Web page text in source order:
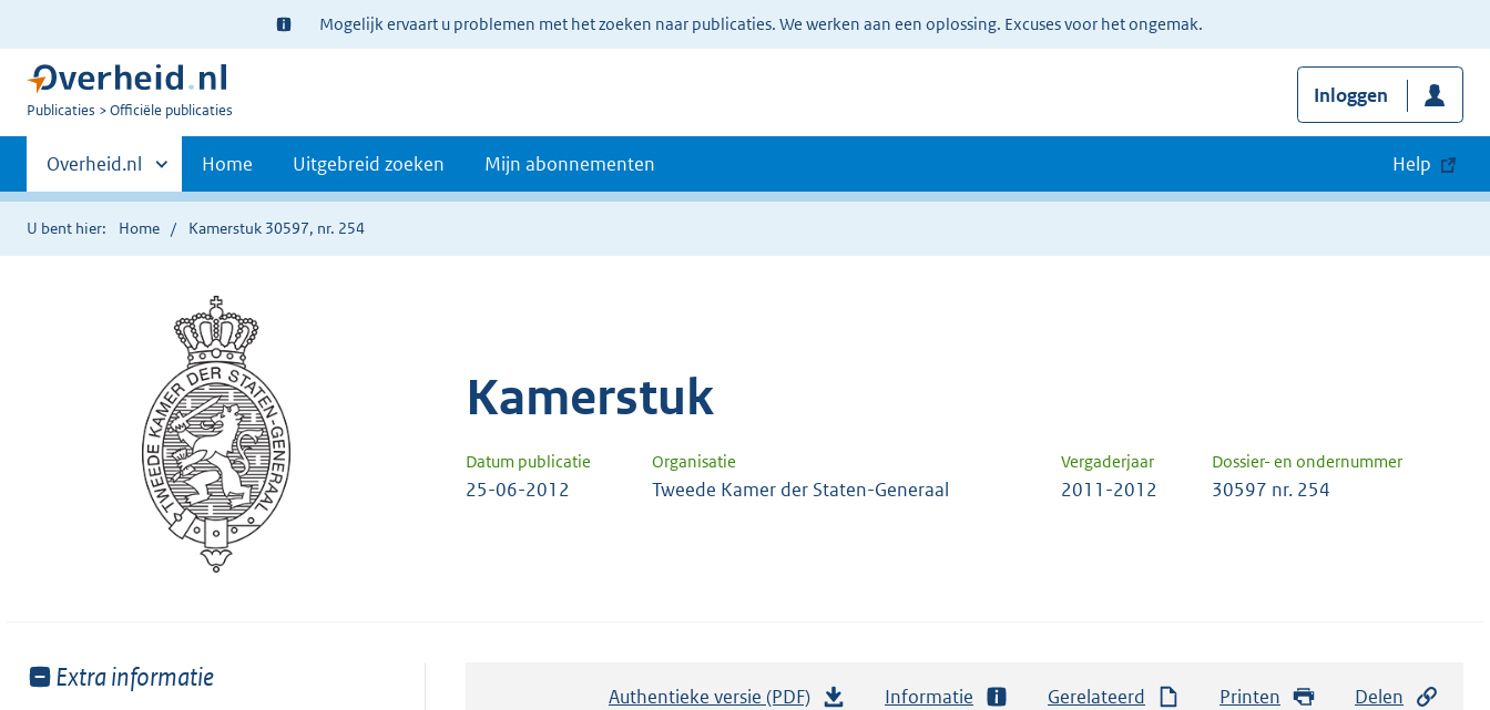
Ter
informatie:
Mogelijk ervaart u problemen met het zoeken naar publicaties. We werken aan een oplossing. Excuses voor het ongemak.
U
Publicaties Officiële publicaties
Inloggen
Primaire
navigatie
Andere
sites
binnen
Overheid.nl Home Uitgebreid zoeken Mijn abonnementen Help
U bent hier: Home Kamerstuk 30597, nr. 254
Kamerstuk
Datum publicatie Organisatie Vergaderjaar Dossier- en ondernummer
25-06-2012 Tweede Kamer der Staten-Generaal 2011-2012 30597 nr. 254
Toon
Extra informatie
Authentieke versie (PDF) Informatie Gerelateerd Printen Delen